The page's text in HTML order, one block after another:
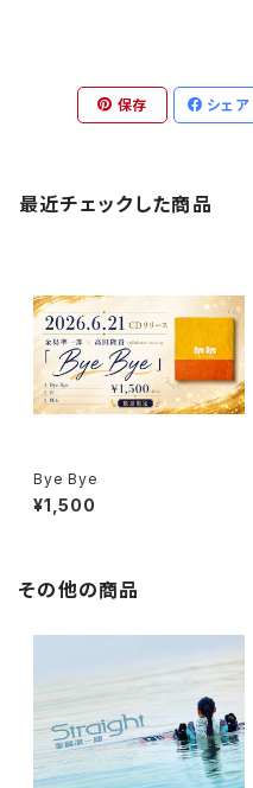
保存 シェア
最近チェックした商品
Bye Bye
¥1,500
その他の商品